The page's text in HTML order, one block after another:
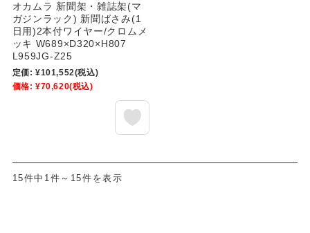
オカムラ 新聞架・雑誌架(マ
ガジンラック) 新聞ばさみ(1
日用)2本付ワイヤー/クロムメ
ッキ W689×D320×H807
L959JG-Z25
定価: ¥101,552(税込)
価格: ¥70,620(税込)
15件中1件～15件を表示